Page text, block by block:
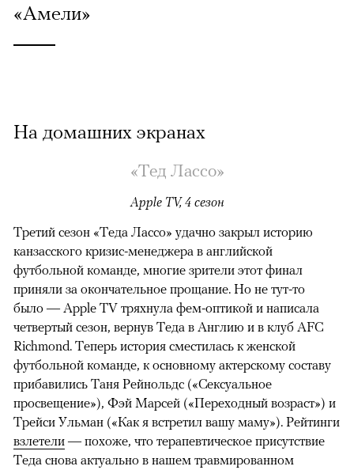
«Амели»
На домашних экранах
«Тед Лассо»
Apple TV, 4 сезон
00:00 / 00:00
Третий сезон «Теда Лассо» удачно закрыл историю
канзасского кризис-менеджера в английской
футбольной команде, многие зрители этот финал
приняли за окончательное прощание. Но не тут-то
было — Apple TV тряхнула фем-оптикой и написала
четвертый сезон, вернув Теда в Англию и в клуб AFC
Richmond. Теперь история сместилась к женской
футбольной команде, к основному актерскому составу
прибавились Таня Рейнольдс («Сексуальное
просвещение»), Фэй Марсей («Переходный возраст») и
Трейси Ульман («Как я встретил вашу маму»). Рейтинги
взлетели — похоже, что терапевтическое присутствие
Теда снова актуально в нашем травмированном